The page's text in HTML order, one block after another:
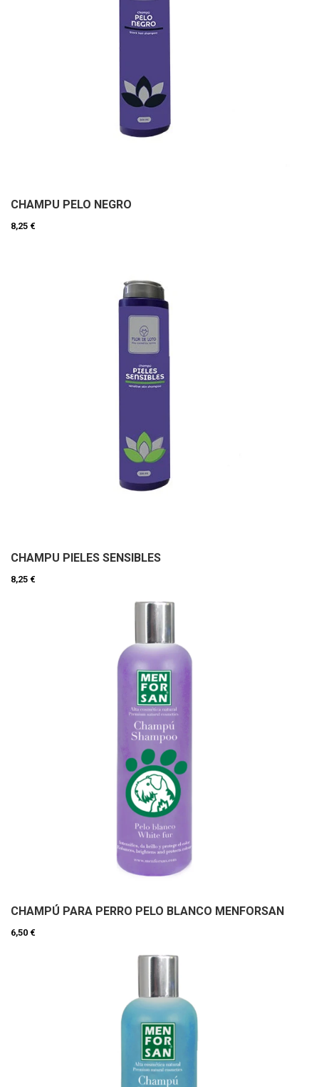
CHAMPU PELO NEGRO
8,25 €
CHAMPU PIELES SENSIBLES
8,25 €
CHAMPÚ PARA PERRO PELO BLANCO MENFORSAN
6,50 €